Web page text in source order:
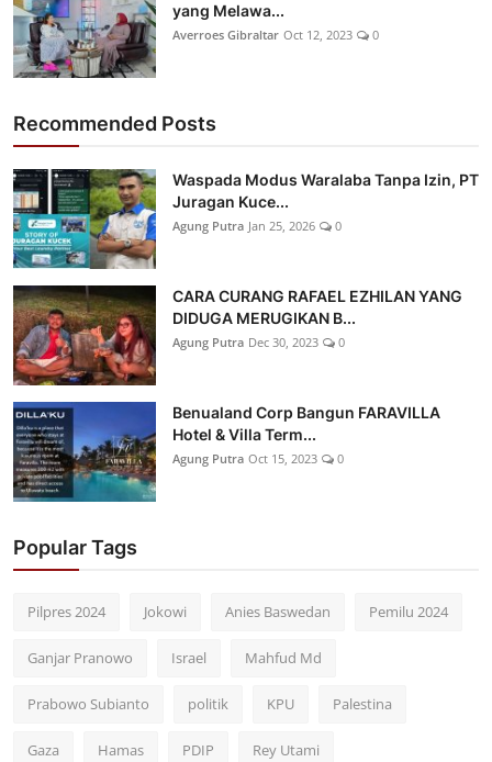
yang Melawa...
Averroes Gibraltar Oct 12, 2023 0
Recommended Posts
Waspada Modus Waralaba Tanpa Izin, PT
Juragan Kuce...
Agung Putra Jan 25, 2026 0
CARA CURANG RAFAEL EZHILAN YANG
DIDUGA MERUGIKAN B...
Agung Putra Dec 30, 2023 0
Benualand Corp Bangun FARAVILLA
Hotel & Villa Term...
Agung Putra Oct 15, 2023 0
Popular Tags
Pilpres 2024 Jokowi Anies Baswedan Pemilu 2024
Ganjar Pranowo Israel Mahfud Md
Prabowo Subianto politik KPU Palestina
Gaza Hamas PDIP Rey Utami